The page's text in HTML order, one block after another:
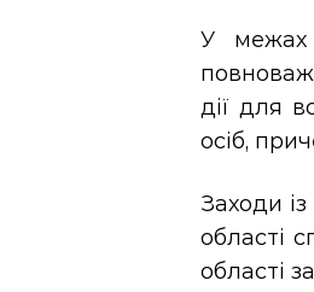
У межах
дії для
осіб,
Заходи
області
області